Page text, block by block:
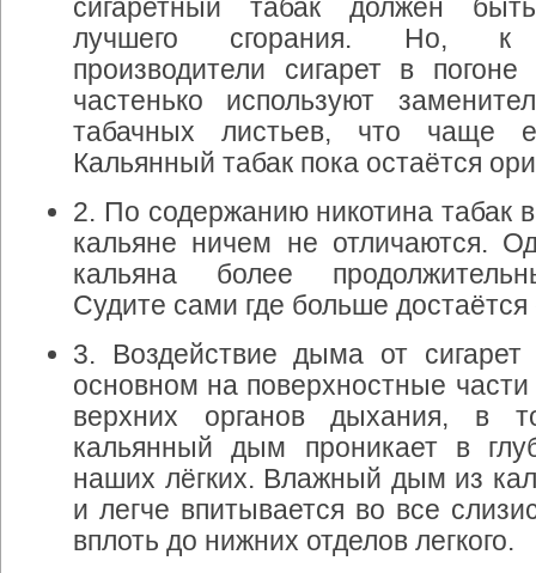
сигаретный табак должен
быть
лучшего
сгорания. Но, к
производители
сигарет в
погоне
частенько
используют
табачных
листьев, что чаще
Кальянный табак пока остаётся
2. По содержанию никотина табак в
кальяне ничем не отличаются.
кальяна
более
Судите сами где больше достаётся
3. Воздействие дыма от сигарет
основном на поверхностные части
верхних
органов дыхания, в
кальянный
дым проникает в
наших лёгких. Влажный дым из
и легче впитывается во все
вплоть до нижних отделов легкого.